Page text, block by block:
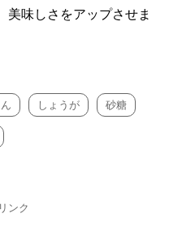
美味しさをアップさせま
しょうが 砂糖
ンク